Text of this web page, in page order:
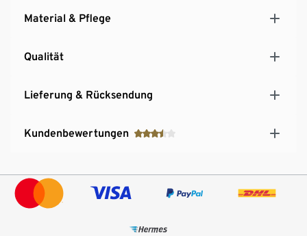
Material & Pflege
Qualität
Lieferung & Rücksendung
Kundenbewertungen